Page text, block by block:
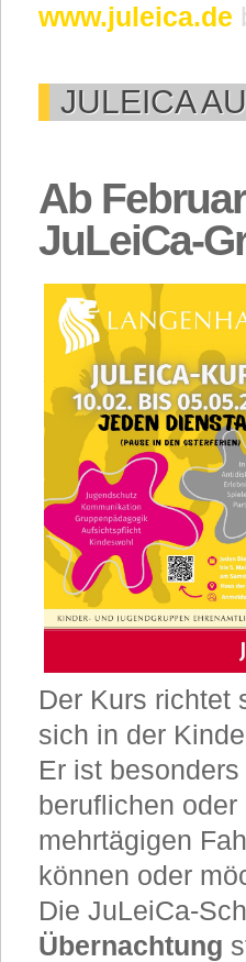
www.juleica.de
JULEICA
Ab
JuLeiCa-
Der Kurs
sich in der
Er ist
beruflichen
mehrtägigen
können oder
Die JuLeiCa-
Übernachtung